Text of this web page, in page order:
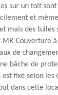
sur un toit
et
mais des tuiles
Couverture
de
bâche de
fixé selon les
dans cette